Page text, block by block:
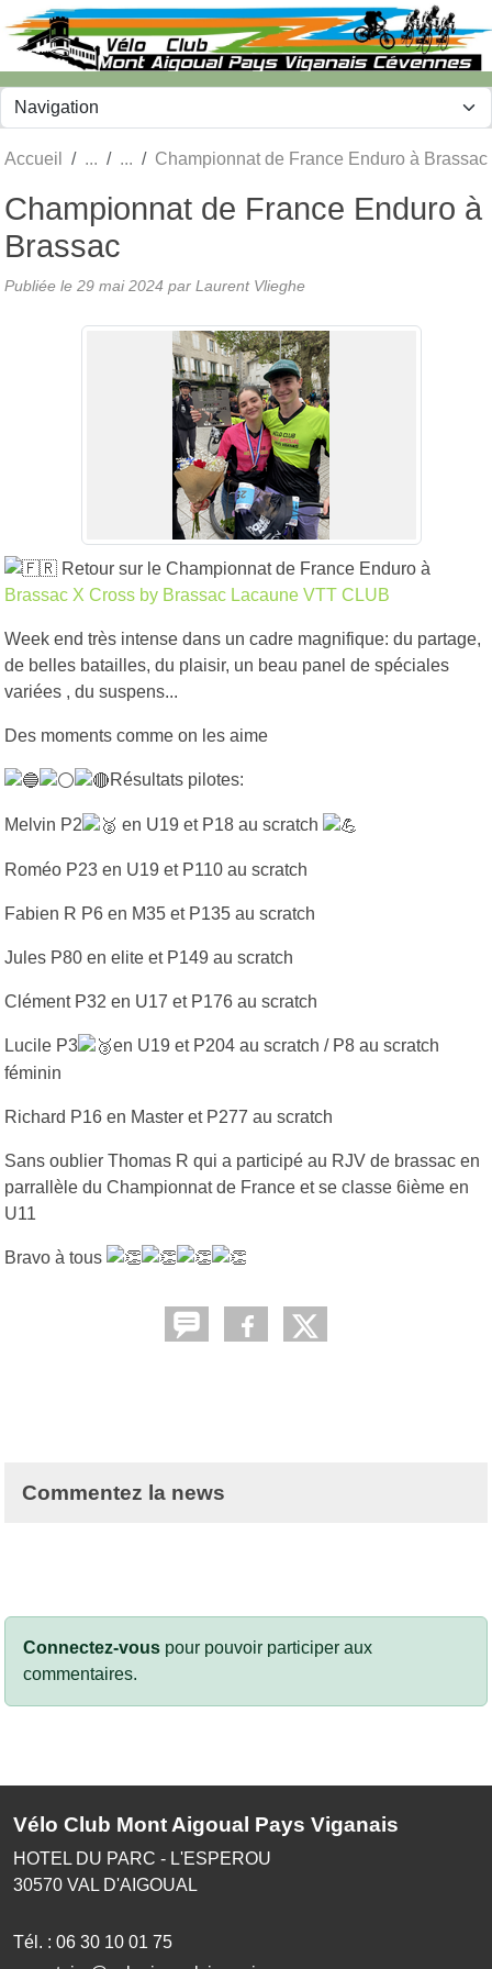
Accueil Championnat de France Enduro à Brassac
Championnat de France Enduro à
Brassac
Publiée le 29 mai 2024 par Laurent Vlieghe
Retour sur le Championnat de France Enduro à
Brassac X Cross by Brassac Lacaune VTT CLUB
Week end très intense dans un cadre magnifique: du partage,
de belles batailles, du plaisir, un beau panel de spéciales
variées , du suspens...
Des moments comme on les aime
Résultats pilotes:
Melvin P2 en U19 et P18 au scratch
Roméo P23 en U19 et P110 au scratch
Fabien R P6 en M35 et P135 au scratch
Jules P80 en elite et P149 au scratch
Clément P32 en U17 et P176 au scratch
Lucile P3
en U19 et P204 au scratch / P8 au scratch
féminin
Richard P16 en Master et P277 au scratch
Sans oublier Thomas R qui a participé au RJV de brassac en
parrallèle du Championnat de France et se classe 6ième en
U11
Bravo à tous
Commentez la news
Connectez-vous pour pouvoir participer aux
commentaires.
Vélo Club Mont Aigoual Pays Viganais
HOTEL DU PARC - L'ESPEROU
30570 VAL D'AIGOUAL
Tél. : 06 30 10 01 75
Panneau de gestion des cookies